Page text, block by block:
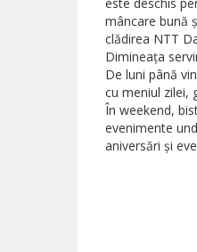
mâncare bună
clădirea NTT
Dimineața
De luni până
cu meniul zilei,
În weekend,
evenimente
aniversări și